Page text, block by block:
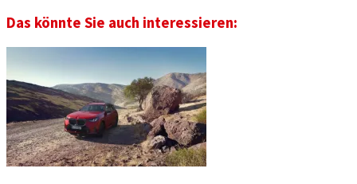
Das könnte Sie auch interessieren: